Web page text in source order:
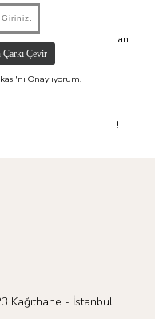
Taksit İmkanı
Ürünlerde 6 Aya Kadar Varan
Taksit İmkanı!
14 Gün İçerisinde İade İmkanı!
Kağıthane - İstanbul